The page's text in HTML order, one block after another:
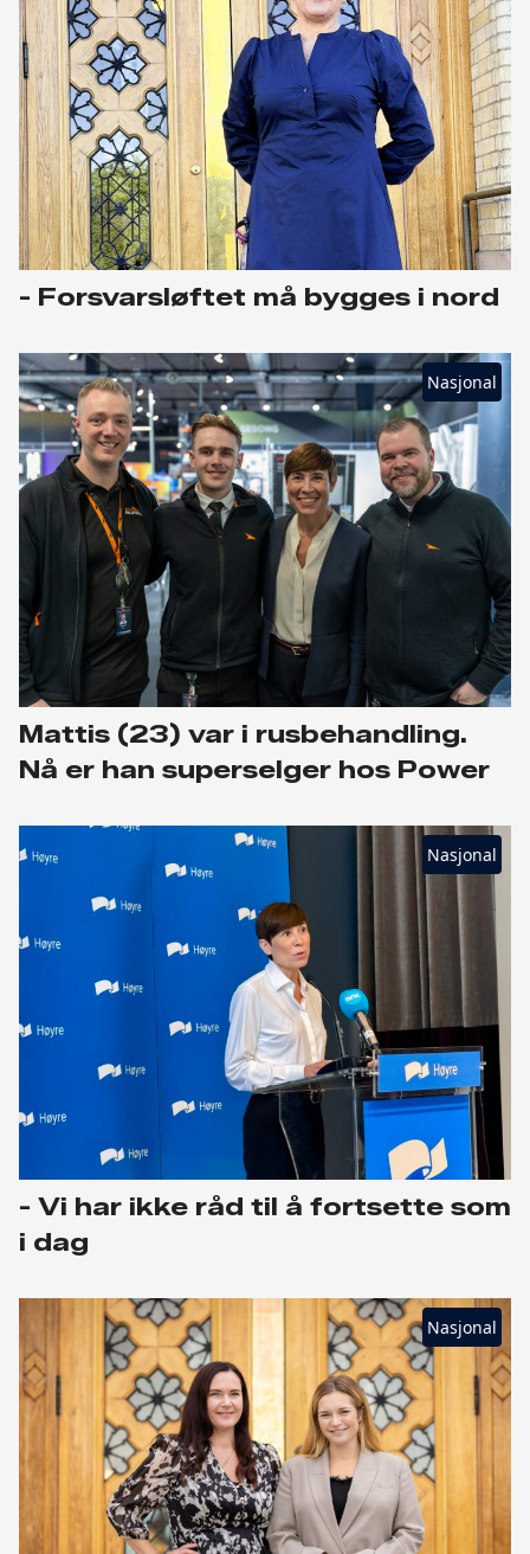
- Forsvarsløftet må bygges i nord
Nasjonal
Mattis (23) var i rusbehandling.
Nå er han superselger hos Power
Nasjonal
- Vi har ikke råd til å fortsette som
i dag
Nasjonal